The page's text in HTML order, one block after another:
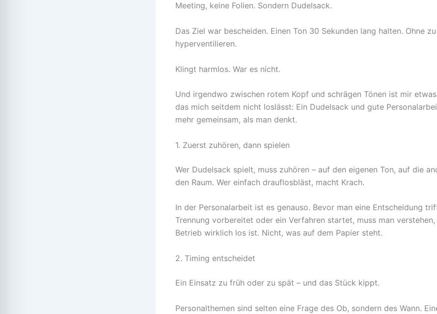
Meeting, keine Folien. Sondern Dudelsack.
Das Ziel war bescheiden. Einen Ton 30 Sekunden lang halten. Ohne zu
hyperventilieren.
Klingt harmlos. War es nicht.
Und irgendwo zwischen rotem Kopf und schrägen Tönen ist mir
das mich seitdem nicht loslässt: Ein Dudelsack und gute
mehr gemeinsam, als man denkt.
1. Zuerst zuhören, dann spielen
Wer Dudelsack spielt, muss zuhören – auf den eigenen Ton, auf die
den Raum. Wer einfach drauflosbläst, macht Krach.
In der Personalarbeit ist es genauso. Bevor man eine Entscheidung
Trennung vorbereitet oder ein Verfahren startet, muss man verstehen,
Betrieb wirklich los ist. Nicht, was auf dem Papier steht.
2. Timing entscheidet
Ein Einsatz zu früh oder zu spät – und das Stück kippt.
Personalthemen sind selten eine Frage des Ob, sondern des Wann.